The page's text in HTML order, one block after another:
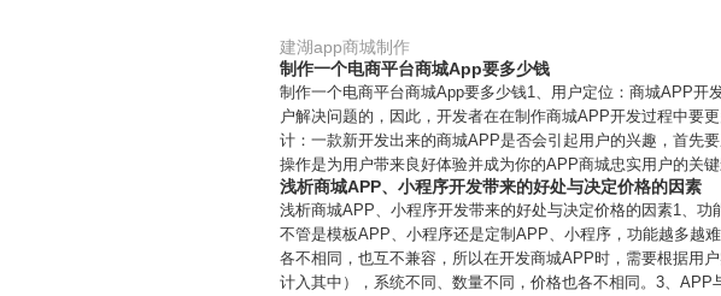
建湖app商城制作
制作一个电商平台商城App要多少钱
制作一个电商平台商城App要多少钱1、用户定位：商城APP开
户解决问题的，因此，开发者在在制作商城APP开发过程中要
计：一款新开发出来的商城APP是否会引起用户的兴趣，首先
操作是为用户带来良好体验并成为你的APP商城忠实用户的关键
浅析商城APP、小程序开发带来的好处与决定价格的因素
浅析商城APP、小程序开发带来的好处与决定价格的因素1、
不管是模板APP、小程序还是定制APP、小程序，功能越多越
各不相同，也互不兼容，所以在开发商城APP时，需要根据用
计入其中），系统不同、数量不同，价格也各不相同。3、